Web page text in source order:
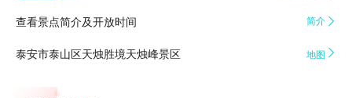
查看景点简介及开放时间 简介 
泰安市泰山区天烛胜境天烛峰景区 地图 